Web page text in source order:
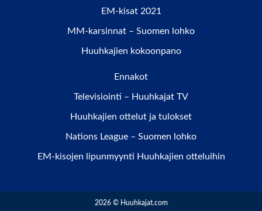
EM-kisat 2021
MM-karsinnat – Suomen lohko
Huuhkajien kokoonpano
Ennakot
Televisiointi – Huuhkajat TV
Huuhkajien ottelut ja tulokset
Nations League – Suomen lohko
EM-kisojen lipunmyynti Huuhkajien otteluihin
2026 © Huuhkajat.com